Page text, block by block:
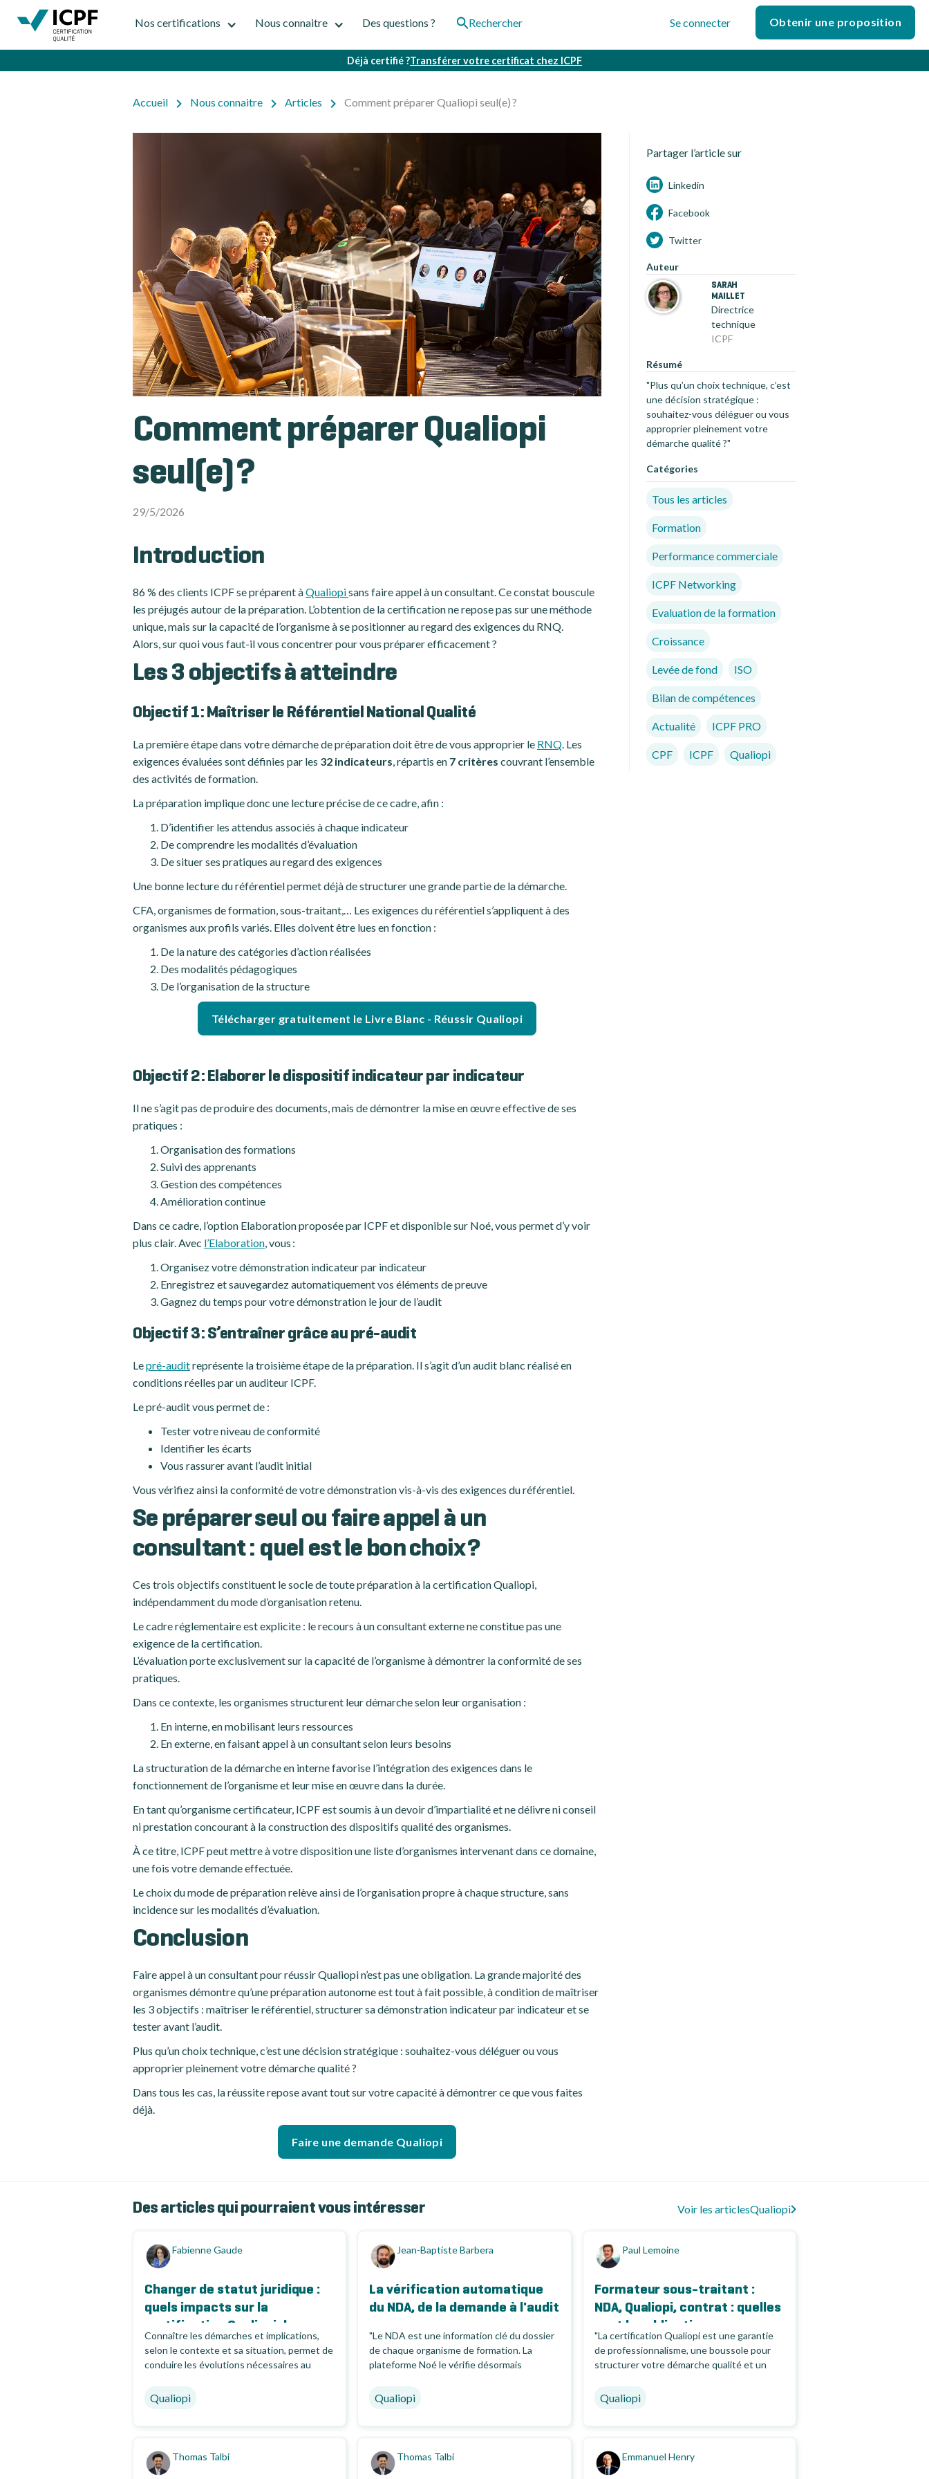
Nos certifications Nous connaitre Des questions ? Rechercher Se connecter Obtenir une proposition
Déjà certifié ?Transférer votre certificat chez ICPF
Accueil Nous connaitre Articles Comment préparer Qualiopi seul(e) ?
Comment préparer Qualiopi
seul(e) ?
29/5/2026
Introduction
86 % des clients ICPF se préparent àQualiopisans faire appel à un consultant. Ce constat bouscule
les préjugés autour de la préparation. L’obtention de la certification ne repose pas sur une méthode
unique, mais sur la capacité de l’organisme à se positionner au regard des exigences du RNQ.
Alors, sur quoi vous faut-il vous concentrer pour vous préparer efficacement ?
Les 3 objectifs à atteindre
Objectif 1 : Maîtriser le Référentiel National Qualité
La première étape dans votre démarche de préparation doit être de vous approprier le RNQ. Les
exigences évaluées sont définies par les 32 indicateurs, répartis en 7 critères couvrant l’ensemble
des activités de formation.
La préparation implique donc une lecture précise de ce cadre, afin :
D’identifier les attendus associés à chaque indicateur
De comprendre les modalités d’évaluation
De situer ses pratiques au regard des exigences
Une bonne lecture du référentiel permet déjà de structurer une grande partie de la démarche.
CFA, organismes de formation, sous-traitant,… Les exigences du référentiel s’appliquent à des
organismes aux profils variés. Elles doivent être lues en fonction :
De la nature des catégories d’action réalisées
Des modalités pédagogiques
De l’organisation de la structure
Télécharger gratuitement le Livre Blanc - Réussir Qualiopi
Objectif 2 : Elaborer le dispositif indicateur par indicateur
Il ne s’agit pas de produire des documents, mais de démontrer la mise en œuvre effective de ses
pratiques :
Organisation des formations
Suivi des apprenants
Gestion des compétences
Amélioration continue
Dans ce cadre, l’option Elaboration proposée par ICPF et disponible sur Noé, vous permet d’y voir
plus clair. Avec l’Elaboration, vous :
Organisez votre démonstration indicateur par indicateur
Enregistrez et sauvegardez automatiquement vos éléments de preuve
Gagnez du temps pour votre démonstration le jour de l’audit
Objectif 3 : S’entraîner grâce au pré-audit
Lepré-auditreprésente la troisième étape de la préparation. Il s’agit d’un audit blanc réalisé en
conditions réelles par un auditeur ICPF.
Le pré-audit vous permet de :
Tester votre niveau de conformité
Identifier les écarts
Vous rassurer avant l’audit initial
Vous vérifiez ainsi la conformité de votre démonstration vis-à-vis des exigences du référentiel.
Se préparer seul ou faire appel à un
consultant : quel est le bon choix ?
Ces trois objectifs constituent le socle de toute préparation à la certification Qualiopi,
indépendamment du mode d’organisation retenu.
Le cadre réglementaire est explicite : le recours à un consultant externe ne constitue pas une
exigence de la certification.
L’évaluation porte exclusivement sur la capacité de l’organisme à démontrer la conformité de ses
pratiques.
Dans ce contexte, les organismes structurent leur démarche selon leur organisation :
En interne, en mobilisant leurs ressources
En externe, en faisant appel à un consultant selon leurs besoins
La structuration de la démarche en interne favorise l’intégration des exigences dans le
fonctionnement de l’organisme et leur mise en œuvre dans la durée.
En tant qu’organisme certificateur, ICPF est soumis à un devoir d’impartialité et ne délivre ni conseil
ni prestation concourant à la construction des dispositifs qualité des organismes.
À ce titre, ICPF peut mettre à votre disposition une liste d’organismes intervenant dans ce domaine,
une fois votre demande effectuée.
Le choix du mode de préparation relève ainsi de l’organisation propre à chaque structure, sans
incidence sur les modalités d’évaluation.
Conclusion
Faire appel à un consultant pour réussir Qualiopi n’est pas une obligation. La grande majorité des
organismes démontre qu’une préparation autonome est tout à fait possible, à condition de maîtriser
les 3 objectifs : maîtriser le référentiel, structurer sa démonstration indicateur par indicateur et se
tester avant l’audit.
Plus qu’un choix technique, c’est une décision stratégique : souhaitez-vous déléguer ou vous
approprier pleinement votre démarche qualité ?
Dans tous les cas, la réussite repose avant tout sur votre capacité à démontrer ce que vous faites
déjà.
Faire une demande Qualiopi
Partager l’article sur
Linkedin
Facebook
Twitter
Auteur
SARAH
MAILLET
Directrice
technique
ICPF
Résumé
"Plus qu’un choix technique, c’est
une décision stratégique :
souhaitez-vous déléguer ou vous
approprier pleinement votre
démarche qualité ?"
Catégories
Tous les articles
Formation
Performance commerciale
ICPF Networking
Evaluation de la formation
Croissance
Levée de fond ISO
Bilan de compétences
Actualité ICPF PRO
CPF ICPF Qualiopi
Des articles qui pourraient vous intéresser Voir les articlesQualiopi
Fabienne Gaude
Changer de statut juridique :
quels impacts sur la
certification Qualiopi de...
Connaître les démarches et implications,
selon le contexte et sa situation, permet de
conduire les évolutions nécessaires au
Qualiopi
Jean-Baptiste Barbera
La vérification automatique
du NDA, de la demande à l'audit
"Le NDA est une information clé du dossier
de chaque organisme de formation. La
plateforme Noé le vérifie désormais
Qualiopi
Paul Lemoine
Formateur sous-traitant :
NDA, Qualiopi, contrat : quelles
sont les obligations...
"La certification Qualiopi est une garantie
de professionnalisme, une boussole pour
structurer votre démarche qualité et un
Qualiopi
Thomas Talbi Thomas Talbi Emmanuel Henry